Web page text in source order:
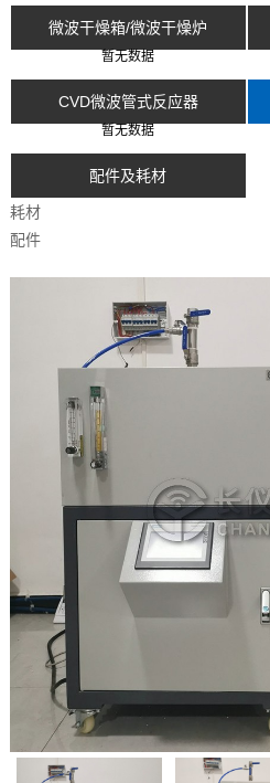
微波干燥箱/微波干燥炉
暂无数据
CVD微波管式反应器
暂无数据
配件及耗材
耗材
配件